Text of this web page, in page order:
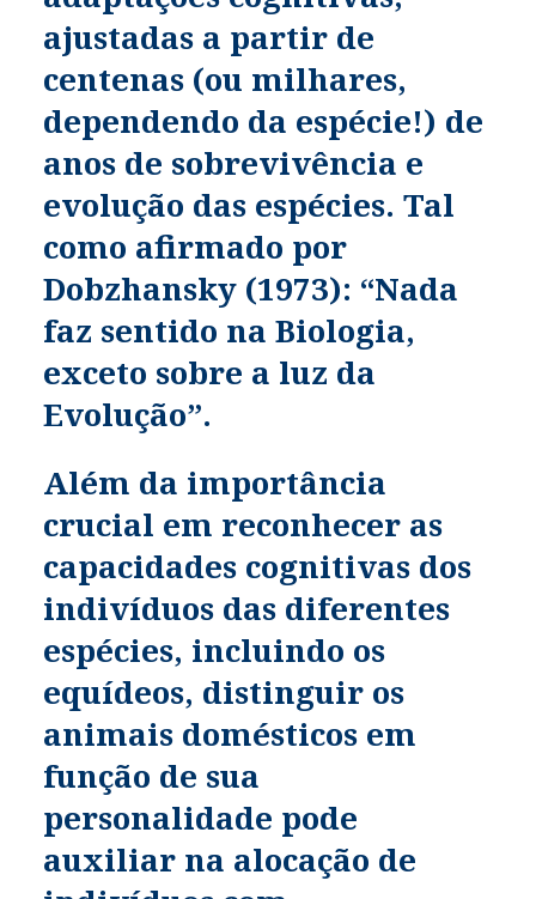
ajustadas a partir de
centenas (ou milhares,
dependendo da espécie!) de
anos de sobrevivência e
evolução das espécies. Tal
como afirmado por
Dobzhansky (1973): “Nada
faz sentido na Biologia,
exceto sobre a luz da
Evolução”.
Além da importância
crucial em reconhecer as
capacidades cognitivas dos
indivíduos das diferentes
espécies, incluindo os
equídeos, distinguir os
animais domésticos em
função de sua
personalidade pode
auxiliar na alocação de